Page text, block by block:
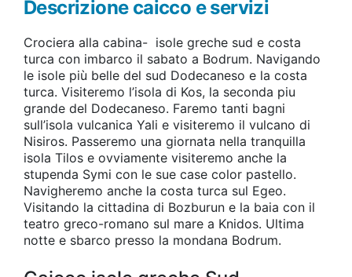
Descrizione caicco e servizi
Crociera alla cabina- isole greche sud e costa
turca con imbarco il sabato a Bodrum. Navigando
le isole più belle del sud Dodecaneso e la costa
turca. Visiteremo l’isola di Kos, la seconda piu
grande del Dodecaneso. Faremo tanti bagni
sull’isola vulcanica Yali e visiteremo il vulcano di
Nisiros. Passeremo una giornata nella tranquilla
isola Tilos e ovviamente visiteremo anche la
stupenda Symi con le sue case color pastello.
Navigheremo anche la costa turca sul Egeo.
Visitando la cittadina di Bozburun e la baia con il
teatro greco-romano sul mare a Knidos. Ultima
notte e sbarco presso la mondana Bodrum.